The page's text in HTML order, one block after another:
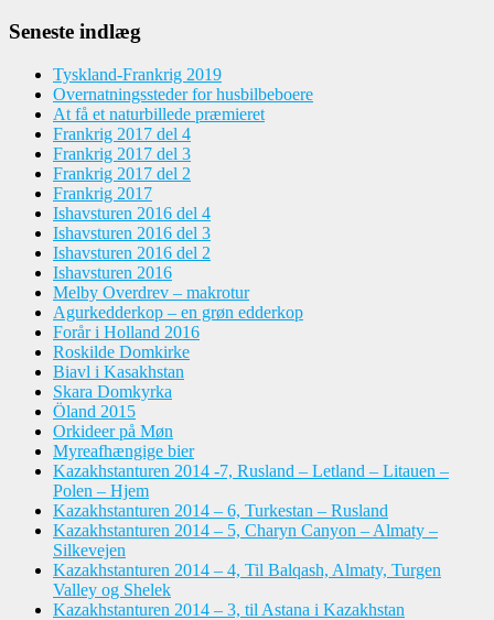
Seneste indlæg
Tyskland-Frankrig 2019
Overnatningssteder for husbilbeboere
At få et naturbillede præmieret
Frankrig 2017 del 4
Frankrig 2017 del 3
Frankrig 2017 del 2
Frankrig 2017
Ishavsturen 2016 del 4
Ishavsturen 2016 del 3
Ishavsturen 2016 del 2
Ishavsturen 2016
Melby Overdrev – makrotur
Agurkedderkop – en grøn edderkop
Forår i Holland 2016
Roskilde Domkirke
Biavl i Kasakhstan
Skara Domkyrka
Öland 2015
Orkideer på Møn
Myreafhængige bier
Kazakhstanturen 2014 -7, Rusland – Letland – Litauen –
Polen – Hjem
Kazakhstanturen 2014 – 6, Turkestan – Rusland
Kazakhstanturen 2014 – 5, Charyn Canyon – Almaty –
Silkevejen
Kazakhstanturen 2014 – 4, Til Balqash, Almaty, Turgen
Valley og Shelek
Kazakhstanturen 2014 – 3, til Astana i Kazakhstan